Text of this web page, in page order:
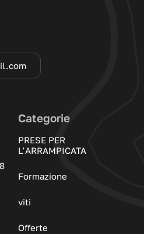
Categorie
PRESE PER
L’ARRAMPICATA
Formazione
viti
Offerte